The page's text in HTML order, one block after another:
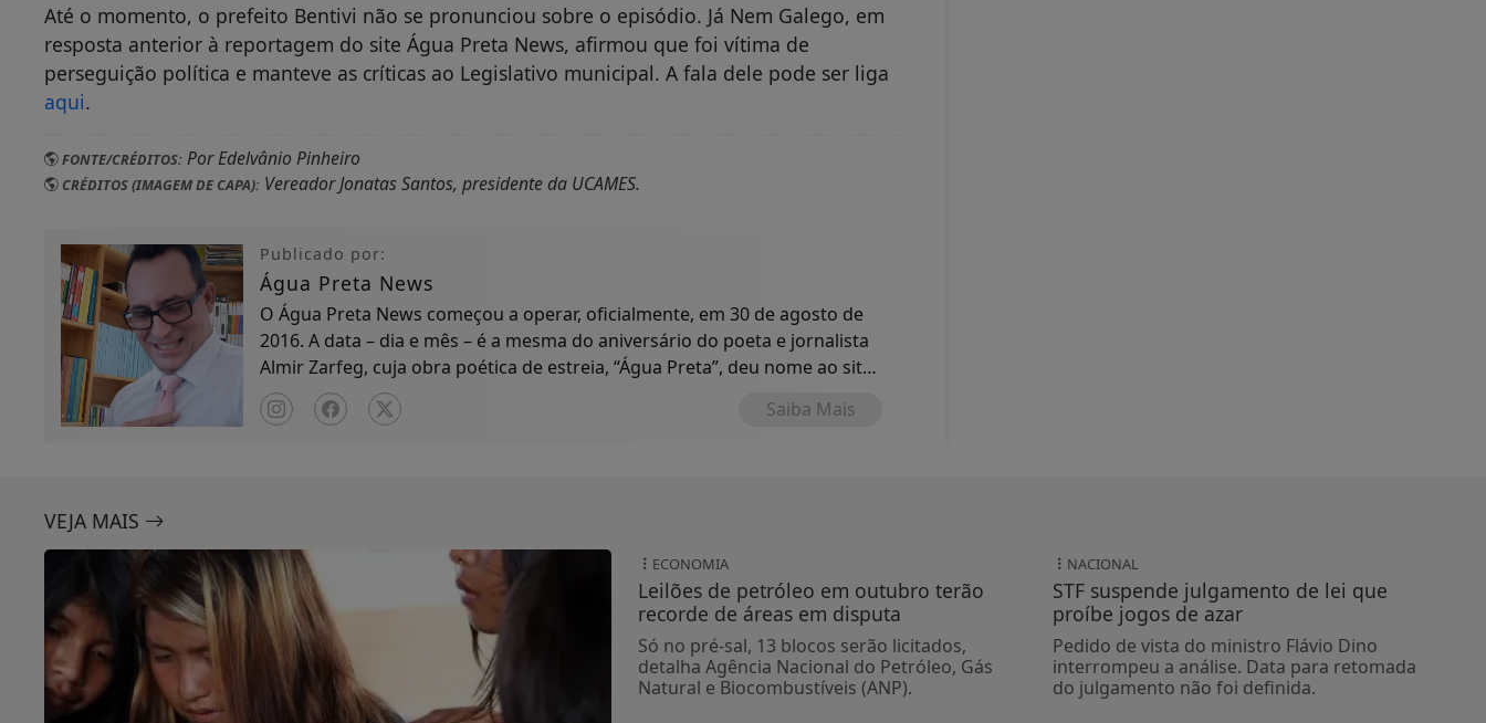
Até o momento, o prefeito Bentivi não se pronunciou sobre o episódio. Já Nem Galego, em
resposta anterior à reportagem do site Água Preta News, afirmou que foi vítima de
perseguição política e manteve as críticas ao Legislativo municipal. A fala dele pode ser liga
aqui.
FONTE/CRÉDITOS: Por Edelvânio Pinheiro
CRÉDITOS (IMAGEM DE CAPA): Vereador Jonatas Santos, presidente da UCAMES.
Publicado por:
Água Preta News
O Água Preta News começou a operar, oficialmente, em 30 de agosto de
2016. A data – dia e mês – é a mesma do aniversário do poeta e jornalista
Almir Zarfeg, cuja obra poética de estreia, “Água Preta”, deu nome ao site
de notícias e entretenimento.
Saiba Mais
VEJA MAIS
ECONOMIA
Leilões de petróleo em outubro terão
recorde de áreas em disputa
Só no pré-sal, 13 blocos serão licitados,
detalha Agência Nacional do Petróleo, Gás
Natural e Biocombustíveis (ANP).
NACIONAL
STF suspende julgamento de lei que
proíbe jogos de azar
Pedido de vista do ministro Flávio Dino
interrompeu a análise. Data para retomada
do julgamento não foi definida.